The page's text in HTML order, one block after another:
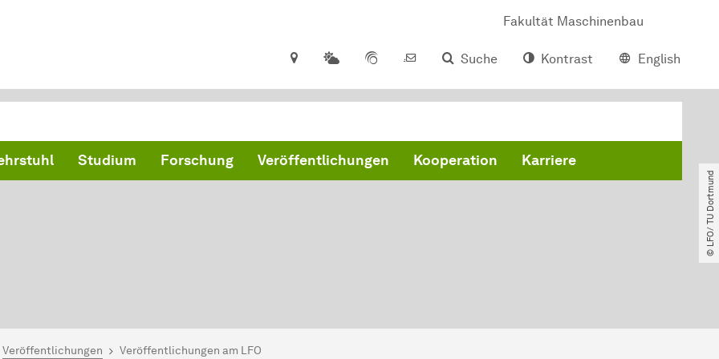
Fakultät Maschinenbau
Suche
Kontrast English
Studium Forschung Veröffentlichungen Kooperation Karriere
© LFO​/​ TU Dortmund
hier:
Veröffentlichungen Veröffentlichungen am LFO